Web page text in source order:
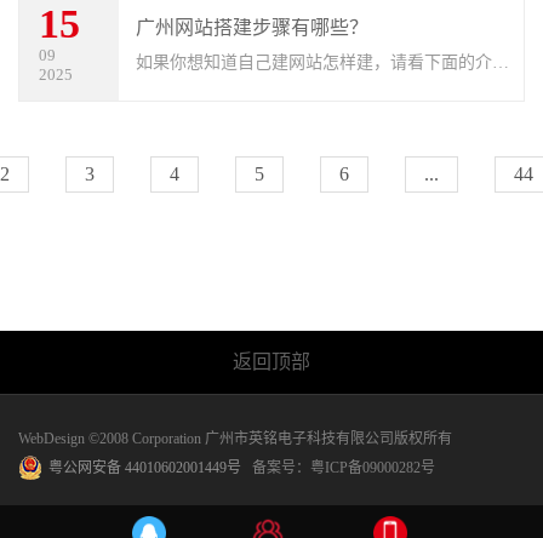
15
09
2025
广州网站搭建步骤有哪些？
如果你想知道自己建网站怎样建，请看下面的介绍
例。
2 3 4 5 6 ... 44
返回顶部
WebDesign ©2008 Corporation 广州市英铭电子科技有限公司版权所有
粤公网安备 44010602001449号
备案号： 粤ICP备09000282号